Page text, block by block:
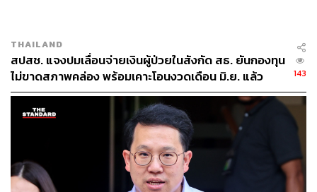
ประมาณ 40 ล้านบาท และยอดหนี้ปี 2568 รวมประมาณ 70
ล้านบาท
พล.ต. นพ.เหรียญทอง ระบุว่า ในวันนี้ที่ฟัง ทพ.อรรถพร แถลง
ข้อมูลรู้สึกเป็นการบิดเบือนไม่ตรงความจริง และการเปลี่ยน
เกณฑ์จ่ายเงินในปี 67 นั้น ตนไม่เคยรับรู้มาก่อน การทำแบบนี้
เป็นสิ่งที่แย่ เป็นการเบี้ยวหนี้และยังคดโกง ทำให้ตนกลายเป็น
หนี้โดยไม่รู้
THAILAND
สปสช. แจงปมเลื่อนจ่ายเงินผู้ป่วยในสังกัด สธ. ยันกองทุน
ไม่ขาดสภาพคล่อง พร้อมเคาะโอนงวดเดือน มิ.ย. แล้ว
143